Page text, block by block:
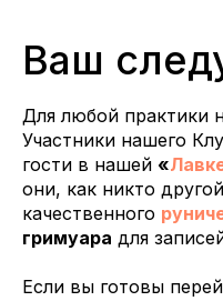
Ваш
Для любой практики
Участники нашего
гости в нашей «
они, как никто
качественного
гримуара для
Если вы готовы